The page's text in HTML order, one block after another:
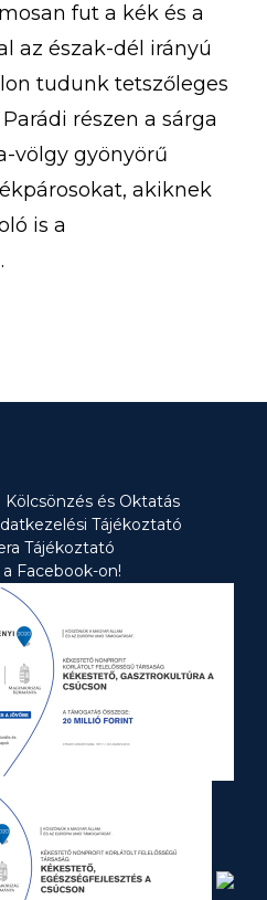
fut a kék és a
az észak-dél irányú
tudunk tetszőleges
részen a sárga
völgy gyönyörű
akiknek
is a
Kölcsönzés és Oktatás
Tájékoztató
Tájékoztató
Facebook-on!